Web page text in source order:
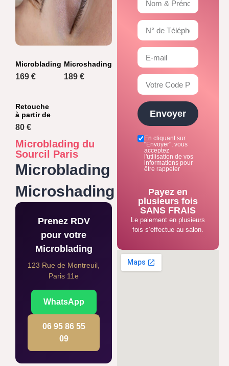
Microblading
169 €
Microshading
189 €
Retouche
à partir de
80 €
Microblading du
Sourcil Paris
Microblading
Microshading
Prenez RDV
pour votre
Microblading
123 Rue de Montreuil,
Paris 11e
WhatsApp
06 95 86 55
09
En cliquant sur
"Envoyer", vous
acceptez
l'utilisation de vos
informations pour
être rappeler
Envoyer
Payez en
plusieurs fois
SANS FRAIS
Le paiement en plusieurs
fois s’effectue au salon.